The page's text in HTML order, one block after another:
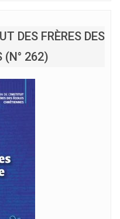
DES FRÈRES DES
(N° 262)